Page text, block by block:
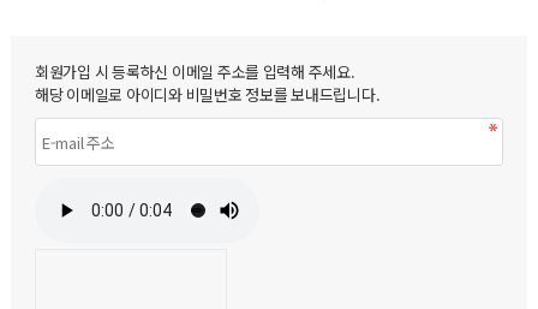
회원가입 시 등록하신 이메일 주소를 입력해 주세요.
해당 이메일로 아이디와 비밀번호 정보를 보내드립니다.